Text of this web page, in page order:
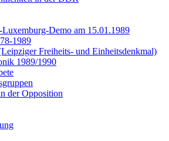
Demo am 15.01.1989
1989
Freiheits- und Einheitsdenkmal)
1989/1990
der Opposition